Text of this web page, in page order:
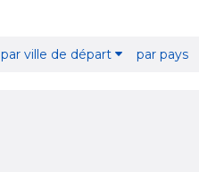
par ville de départ par pays